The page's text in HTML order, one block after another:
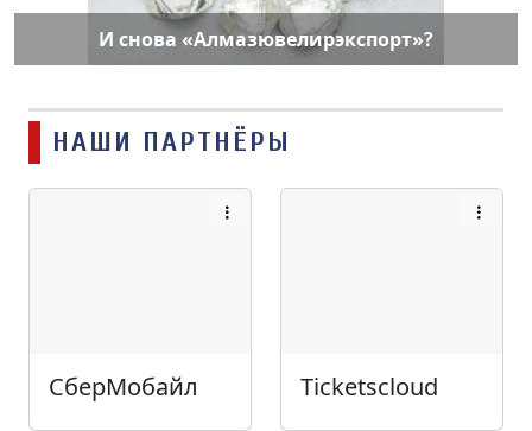
И снова «Алмазювелирэкспорт»?
НАШИ ПАРТНЁРЫ
СберМобайл Ticketscloud